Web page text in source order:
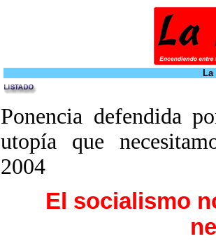
Ponencia defendida
utopía que
2004
El socialismo